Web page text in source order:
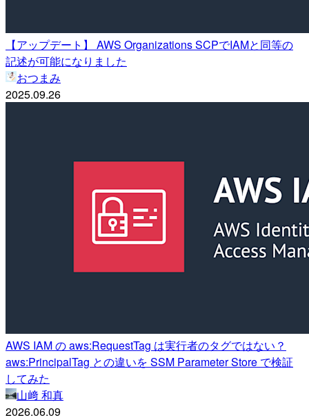
【アップデート】 AWS Organizations SCPでIAMと同等の
記述が可能になりました
おつまみ
2025.09.26
AWS IAM の aws:RequestTag は実行者のタグではない？
aws:PrincipalTag との違いを SSM Parameter Store で検証
してみた
山﨑 和真
2026.06.09